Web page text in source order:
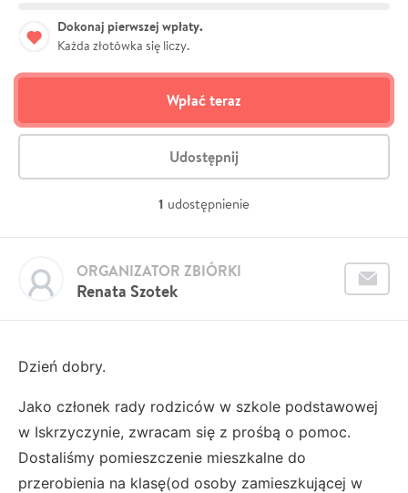
Dokonaj pierwszej wpłaty.
Każda złotówka się liczy.
Wpłać teraz
Udostępnij
1 udostępnienie
Renata Szotek
ORGANIZATOR ZBIÓRKI
Dzień dobry.
Jako członek rady rodziców w szkole podstawowej
w Iskrzyczynie, zwracam się z prośbą o pomoc.
Dostaliśmy pomieszczenie mieszkalne do
przerobienia na klasę(od osoby zamieszkującej w